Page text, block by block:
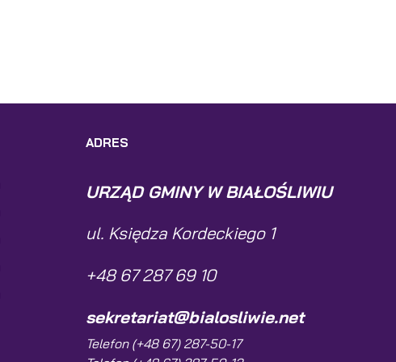
ADRES
URZĄD GMINY W BIAŁOŚLIWIU
ul. Księdza Kordeckiego 1
+48 67 287 69 10
sekretariat@bialosliwie.net
Telefon (+48 67) 287-50-17